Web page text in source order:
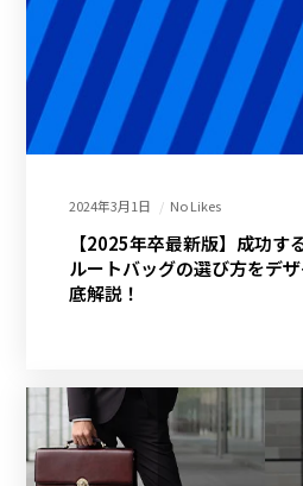
2024年3月1日 No Likes
【2025年卒最新版】成功す
ルートバッグの選び方をデ
底解説！